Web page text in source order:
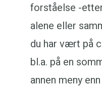
forståelse -
alene eller
du har vært på
bl.a. på en
annen meny